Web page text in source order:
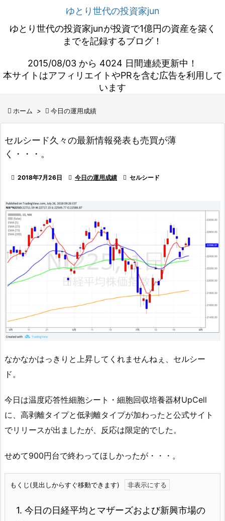
ゆとり世代の投資家jun
ゆとり世代の投資家junが投資で1億円の資産を築く
までを記録するブログ！
2015/08/03 から 4024 日間連続更新中！
本サイトはアフィリエイトやPRを含む広告を利用して
います
 ホーム >  今日の運用成績
セルシード久々の最新情報発表も売買が薄
く・・・。
 2018年7月26日  今日の運用成績  セルシード
なかなかはっきりと上昇してくれませんねぇ、セルシー
ド。
今日は温度応答性細胞シート・細胞回収培養器材UpCell
に、高剥離タイプと低剥離タイプが加わったと公式サイト
でリリースが出ましたが、反応は限定的でした。
せめて900円台で終わってほしかったが・・・。
もくじ(見出しからすぐ移動できます)
1. 今日の日経平均とマザーズおよび新興市場の